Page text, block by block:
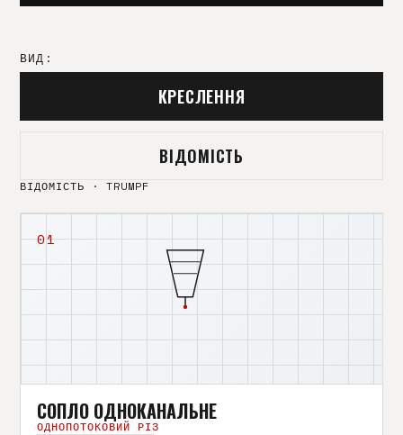
ВИД:
КРЕСЛЕННЯ
ВІДОМІСТЬ
ВІДОМІСТЬ · TRUMPF
01
СОПЛО ОДНОКАНАЛЬНЕ
ОДНОПОТОКОВИЙ РІЗ